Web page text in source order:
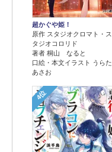
超かぐや姫！
原作 スタジオクロマト・ス
タジオコロリド
著者 桐山 なると
口絵・本文イラスト うらた
あさお
4位